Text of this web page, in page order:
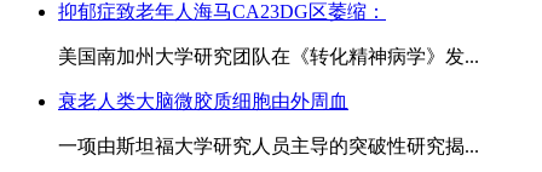
抑郁症致老年人海马CA23DG区萎缩：
美国南加州大学研究团队在《转化精神病学》发...
衰老人类大脑微胶质细胞由外周血
一项由斯坦福大学研究人员主导的突破性研究揭...